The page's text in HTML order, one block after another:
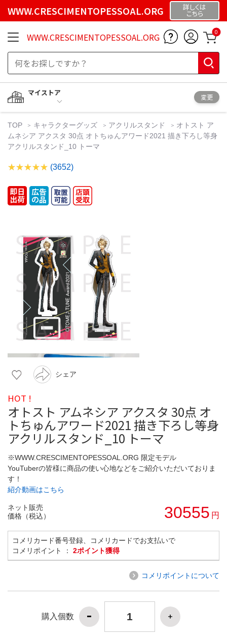
WWW.CRESCIMENTOPESSOAL.ORG 詳しくは
こちら
WWW.CRESCIMENTOPESSOAL.ORG 0
マイストア
変更
TOP キャラクターグッズ アクリルスタンド
オトスト ア
ムネシア アクスタ 30点 オトちゅんアワード2021 描き下ろし等身
アクリルスタンド_10 トーマ
(3652)
シェア
HOT !
オトスト アムネシア アクスタ 30点 オ
トちゅんアワード2021 描き下ろし等身
アクリルスタンド_10 トーマ
※WWW.CRESCIMENTOPESSOAL.ORG 限定モデル
YouTuberの皆様に商品の使い心地などをご紹介いただいておりま
す！
紹介動画はこちら
ネット販売
価格（税込）
30555 円
コメリカード番号登録、コメリカードでお支払いで
コメリポイント ： 2ポイント獲得
コメリポイントについて
購入個数